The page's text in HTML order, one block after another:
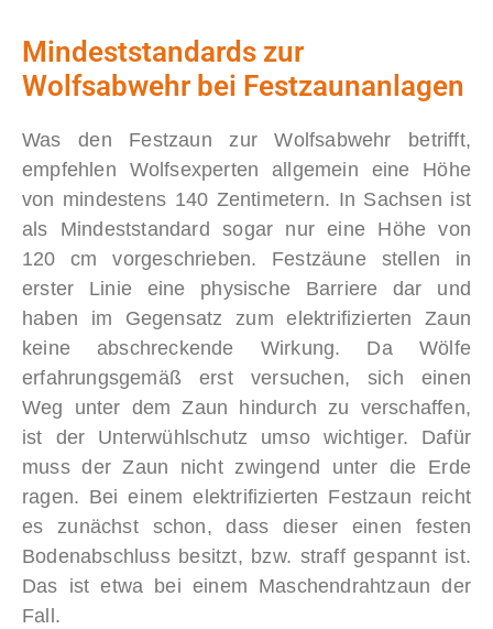
Mindeststandards zur
Wolfsabwehr bei Festzaunanlagen
Was den Festzaun zur Wolfsabwehr betrifft,
empfehlen Wolfsexperten allgemein eine Höhe
von mindestens 140 Zentimetern. In Sachsen ist
als Mindeststandard sogar nur eine Höhe von
120 cm vorgeschrieben. Festzäune stellen in
erster Linie eine physische Barriere dar und
haben im Gegensatz zum elektrifizierten Zaun
keine abschreckende Wirkung. Da Wölfe
erfahrungsgemäß erst versuchen, sich einen
Weg unter dem Zaun hindurch zu verschaffen,
ist der Unterwühlschutz umso wichtiger. Dafür
muss der Zaun nicht zwingend unter die Erde
ragen. Bei einem elektrifizierten Festzaun reicht
es zunächst schon, dass dieser einen festen
Bodenabschluss besitzt, bzw. straff gespannt ist.
Das ist etwa bei einem Maschendrahtzaun der
Fall.